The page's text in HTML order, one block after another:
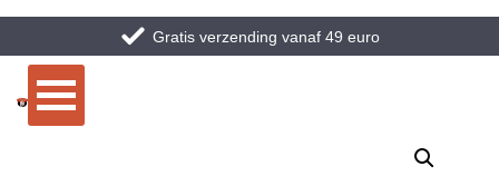
Gratis verzending vanaf 49 euro